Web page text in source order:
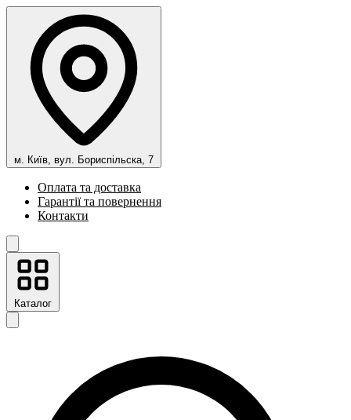
м. Київ, вул. Бориспільска, 7
Оплата та доставка
Гарантії та повернення
Контакти
Каталог